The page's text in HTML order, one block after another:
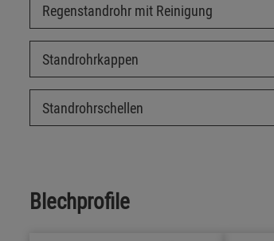
Regenstandrohr mit Reinigung
Standrohrkappen
Standrohrschellen
Blechprofile